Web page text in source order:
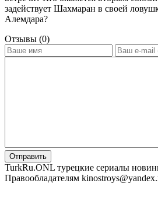
задействует Шахмаран в своей
Алемдара?
Отзывы (0)
Отправить
TurkRu.ONL турецкие сериалы
Правообладателям